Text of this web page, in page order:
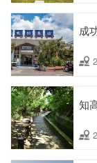
成
知